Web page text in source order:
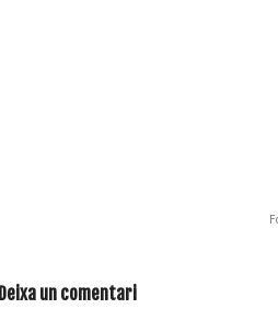
Deixa un comentari